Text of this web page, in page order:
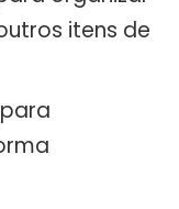
itens de